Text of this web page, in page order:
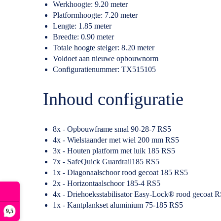
9,5
Werkhoogte: 9.20 meter
Platformhoogte: 7.20 meter
Lengte: 1.85 meter
Breedte: 0.90 meter
Totale hoogte steiger: 8.20 meter
Voldoet aan nieuwe opbouwnorm
Configuratienummer: TX515105
Inhoud configuratie
8x - Opbouwframe smal 90-28-7 RS5
4x - Wielstaander met wiel 200 mm RS5
3x - Houten platform met luik 185 RS5
7x - SafeQuick Guardrail185 RS5
1x - Diagonaalschoor rood gecoat 185 RS5
2x - Horizontaalschoor 185-4 RS5
4x - Driehoeksstabilisator Easy-Lock® rood gecoat
1x - Kantplankset aluminium 75-185 RS5